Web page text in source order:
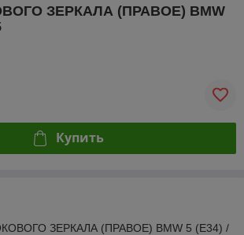
ЗЕРКАЛА (ПРАВОЕ) BMW
Купить
ЗЕРКАЛА (ПРАВОЕ) BMW 5 (E34) /